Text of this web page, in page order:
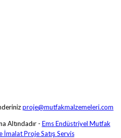
proje@mutfakmalzemeleri.com
Altındadır - Ems Endüstriyel Mutfak
Proje Satış Servis